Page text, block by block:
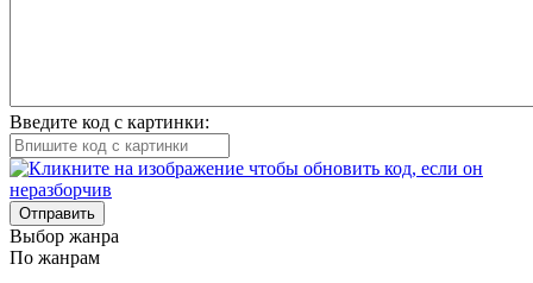
Введите код с картинки:
Отправить
Вы­бор жан­ра
По жан­рам